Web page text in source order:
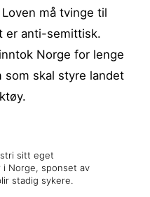
må tvinge til
er anti-semittisk.
Norge for lenge
som skal styre landet
sitt eget
Norge, sponset av
stadig sykere.